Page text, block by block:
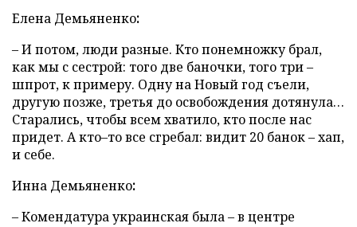
Елена Демьяненко:
– И потом, люди разные. Кто понемножку брал,
как мы с сестрой: того две баночки, того три –
шпрот, к примеру. Одну на Новый год съели,
другую позже, третья до освобождения дотянула…
Старались, чтобы всем хватило, кто после нас
придет. А кто–то все сгребал: видит 20 банок – хап,
и себе.
Инна Демьяненко:
– Комендатура украинская была – в центре